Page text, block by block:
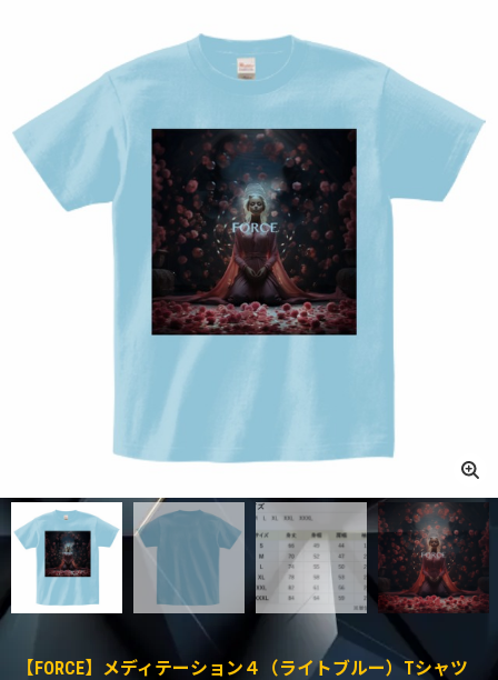
【FORCE】メディテーション４（ライトブルー）Tシャツ